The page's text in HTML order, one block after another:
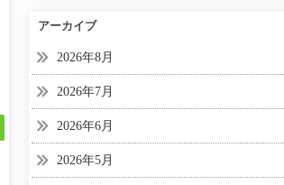
アーカイブ
2026年8月
2026年7月
2026年6月
2026年5月